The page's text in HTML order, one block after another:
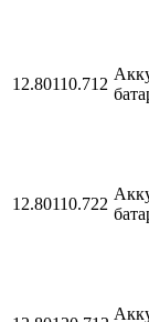
12.80110.712
12.80110.722